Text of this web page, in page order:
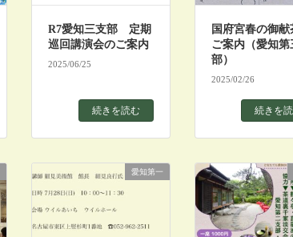
R7愛知三支部 定期
巡回講演会のご案内
2025/06/25
続きを読む
国府宮春の御献
ご案内（愛知第
部）
2025/02/26
続きを
愛知第一